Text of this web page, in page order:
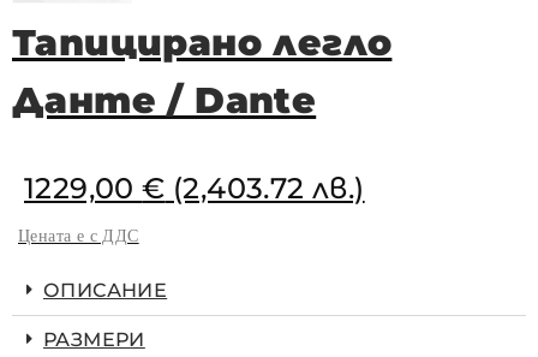
Тапицирано легло
Данте / Dante
1229,00€ (2,403.72 лв.)
Цената е с ДДС
ОПИСАНИЕ
РАЗМЕРИ